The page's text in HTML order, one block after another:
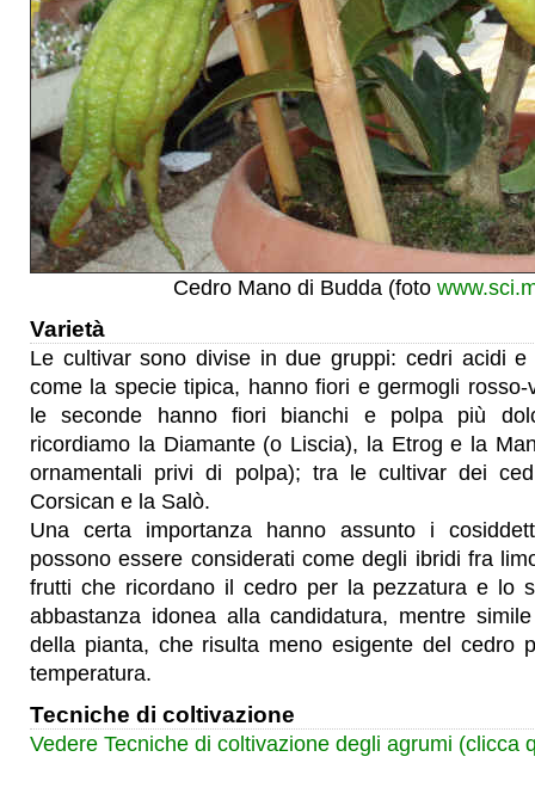
Cedro Mano di Budda (foto
Varietà
Le cultivar sono divise in due gruppi: cedri acidi
come la specie tipica, hanno fiori e germogli
le seconde hanno fiori bianchi e polpa più
ricordiamo la Diamante (o Liscia), la Etrog e la
ornamentali privi di polpa); tra le cultivar dei
Corsican e la Salò.
Una certa importanza hanno assunto i
possono essere considerati come degli ibridi fra
frutti che ricordano il cedro per la pezzatura e lo
abbastanza idonea alla candidatura, mentre
della pianta, che risulta meno esigente del cedro
temperatura.
Tecniche di coltivazione
Vedere Tecniche di coltivazione degli agrumi (clicca